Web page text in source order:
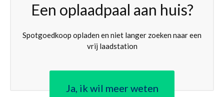
Een oplaadpaal aan huis?
Spotgoedkoop opladen en niet langer zoeken naar een
vrij laadstation
Ja, ik wil meer weten